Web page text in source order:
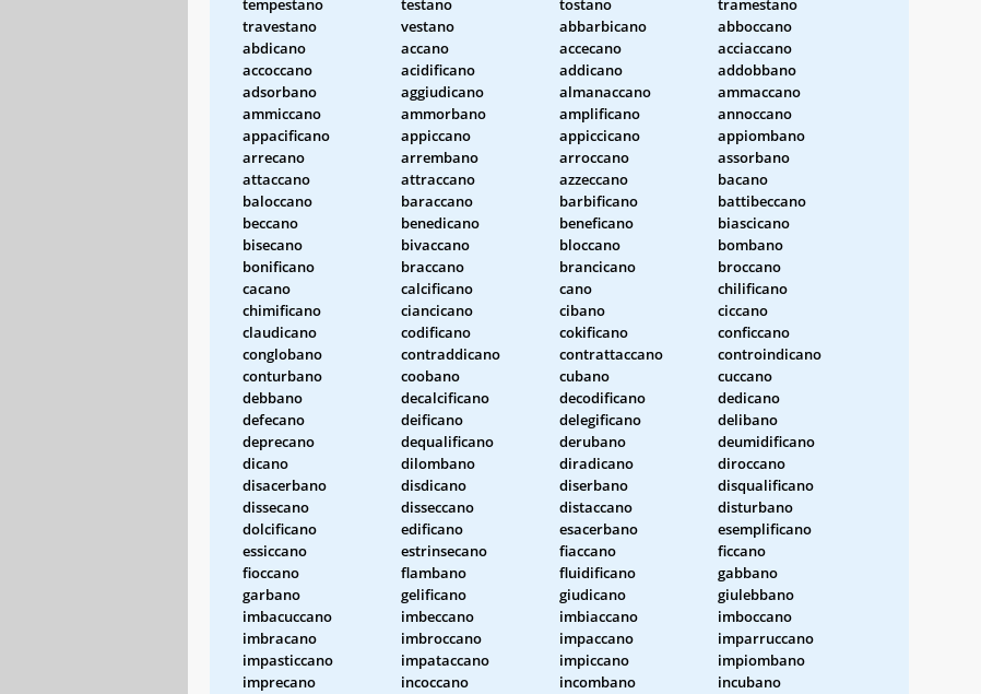
travestano
vestano abbarbicano
abboccano
abdicano
accano accecano
acciaccano
accoccano
acidificano addicano
addobbano
adsorbano
aggiudicano almanaccano
ammaccano
ammiccano
ammorbano amplificano
annoccano
appacificano
appiccano appiccicano
appiombano
arrecano
arrembano arroccano
assorbano
attaccano
attraccano azzeccano
bacano
baloccano
baraccano barbificano
battibeccano
beccano
benedicano beneficano
biascicano
bisecano
bivaccano bloccano
bombano
bonificano
braccano brancicano
broccano
cacano
calcificano cano
chilificano
chimificano
ciancicano cibano
ciccano
claudicano
codificano cokificano
conficcano
conglobano
contraddicano contrattaccano
controindicano
conturbano
coobano cubano
cuccano
debbano
decalcificano decodificano
dedicano
defecano
deificano delegificano
delibano
deprecano
dequalificano derubano
deumidificano
dicano
dilombano diradicano
diroccano
disacerbano
disdicano diserbano
disqualificano
dissecano
disseccano distaccano
disturbano
dolcificano
edificano esacerbano
esemplificano
essiccano
estrinsecano fiaccano
ficcano
fioccano
flambano fluidificano
gabbano
garbano
gelificano giudicano
giulebbano
imbacuccano
imbeccano imbiaccano
imboccano
imbracano
imbroccano impaccano
imparruccano
impasticcano
impataccano impiccano
impiombano
imprecano
incoccano incombano
incubano